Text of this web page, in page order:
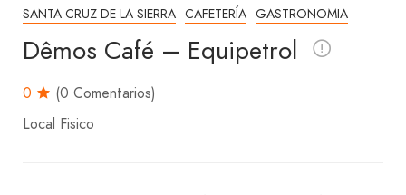
SANTA CRUZ DE LA SIERRA CAFETERÍA GASTRONOMIA
Dêmos Café – Equipetrol
0
(0 Comentarios)
Local Fisico